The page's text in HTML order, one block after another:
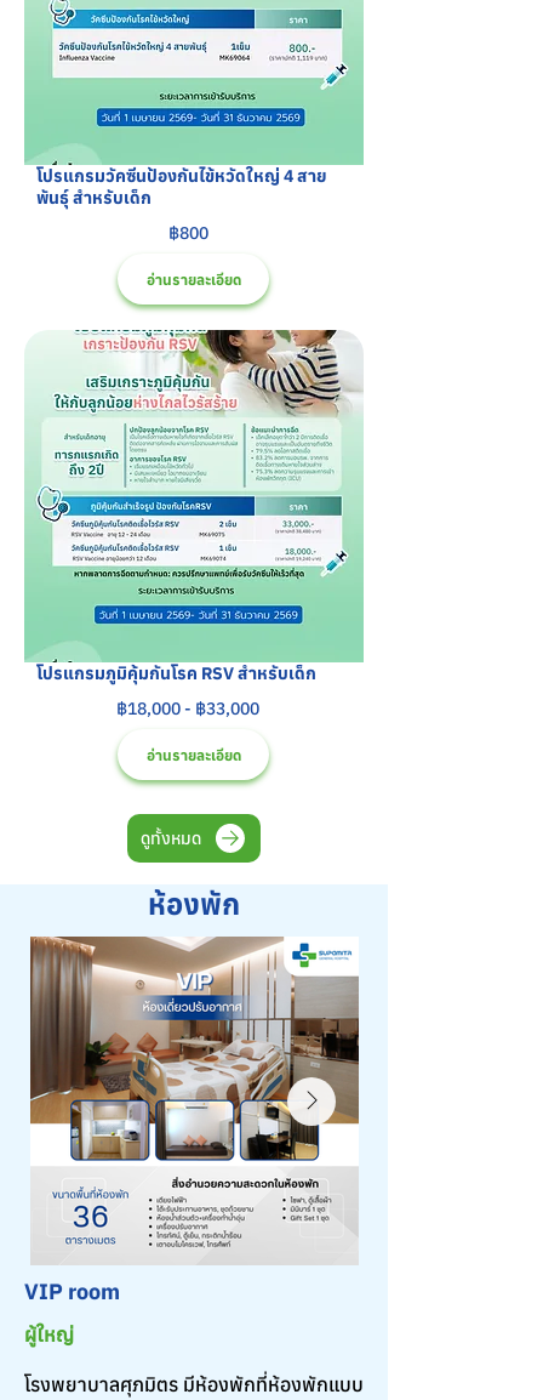
โปรแกรมวัคซีนป้องกันไข้หวัดใหญ่ 4 สาย
พันธุ์ สำหรับเด็ก
฿800
อ่านรายละเอียด
โปรแกรมภูมิคุ้มกันโรค RSV สำหรับเด็ก
฿18,000 - ฿33,000
อ่านรายละเอียด
ดูทั้งหมด
ห้องพัก
VIP room
ผู้ใหญ่
โรงพยาบาลศุภมิตร มีห้องพักที่ห้องพักแบบ